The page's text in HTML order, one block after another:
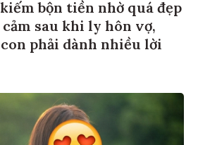
bộn tiền nhờ quá đẹp
sau khi ly hôn vợ,
phải dành nhiều lời